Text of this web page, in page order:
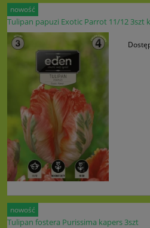
Tulipan papuzi Exotic Parrot 11/12 3szt
nowość
Tulipan fostera Purissima kapers 3szt
nowość